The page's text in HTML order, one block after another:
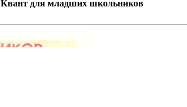
Квант для младших школьников